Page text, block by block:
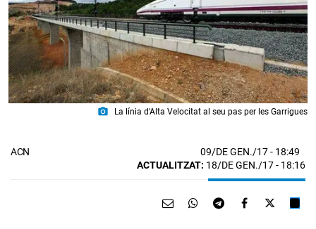
photo_camera La línia d'Alta Velocitat al seu pas per les Garrigues
ACN 09/DE GEN./17- 18:49
ACTUALITZAT: 18/DE GEN./17 - 18:16